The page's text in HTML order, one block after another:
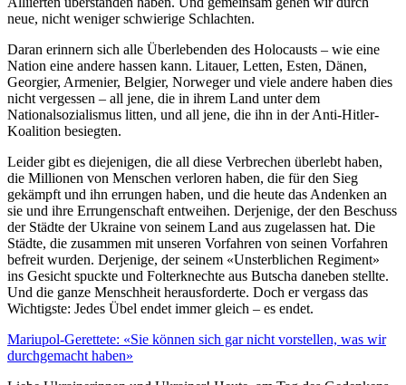
neue, nicht weniger schwierige Schlachten.
Daran erinnern sich alle Überlebenden des Holocausts – wie eine
Nation eine andere hassen kann. Litauer, Letten, Esten, Dänen,
Georgier, Armenier, Belgier, Norweger und viele andere haben dies
nicht vergessen – all jene, die in ihrem Land unter dem
Nationalsozialismus litten, und all jene, die ihn in der Anti-Hitler-
Koalition besiegten.
Leider gibt es diejenigen, die all diese Verbrechen überlebt haben,
die Millionen von Menschen verloren haben, die für den Sieg
gekämpft und ihn errungen haben, und die heute das Andenken an
sie und ihre Errungenschaft entweihen. Derjenige, der den Beschuss
der Städte der Ukraine von seinem Land aus zugelassen hat. Die
Städte, die zusammen mit unseren Vorfahren von seinen Vorfahren
befreit wurden. Derjenige, der seinem «Unsterblichen Regiment»
ins Gesicht spuckte und Folterknechte aus Butscha daneben stellte.
Und die ganze Menschheit herausforderte. Doch er vergass das
Wichtigste: Jedes Übel endet immer gleich – es endet.
Mariupol-Gerettete: «Sie können sich gar nicht vorstellen, was wir
durchgemacht haben»